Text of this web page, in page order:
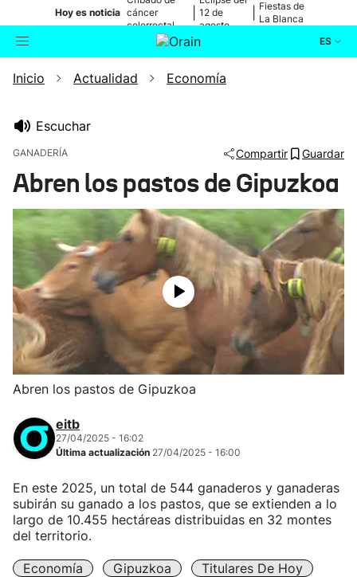
Hoy es noticia cáncer
colorrectal
12 de
agosto
Fiestas de
La Blanca
ES
Buscador Actualidad
Ikusmiran
Eguraldia
Inicio Actualidad Economía
Escuchar
GANADERÍA Compartir Guardar
Abren los pastos de Gipuzkoa
Abren los pastos de Gipuzkoa
eitb
27/04/2025 - 16:02
Última actualización 27/04/2025 - 16:00
En este 2025, un total de 544 ganaderos y ganaderas
subirán su ganado a los pastos, que se extienden a lo
largo de 10.455 hectáreas distribuidas en 32 montes
del territorio.
Economía Gipuzkoa
Titulares De Hoy